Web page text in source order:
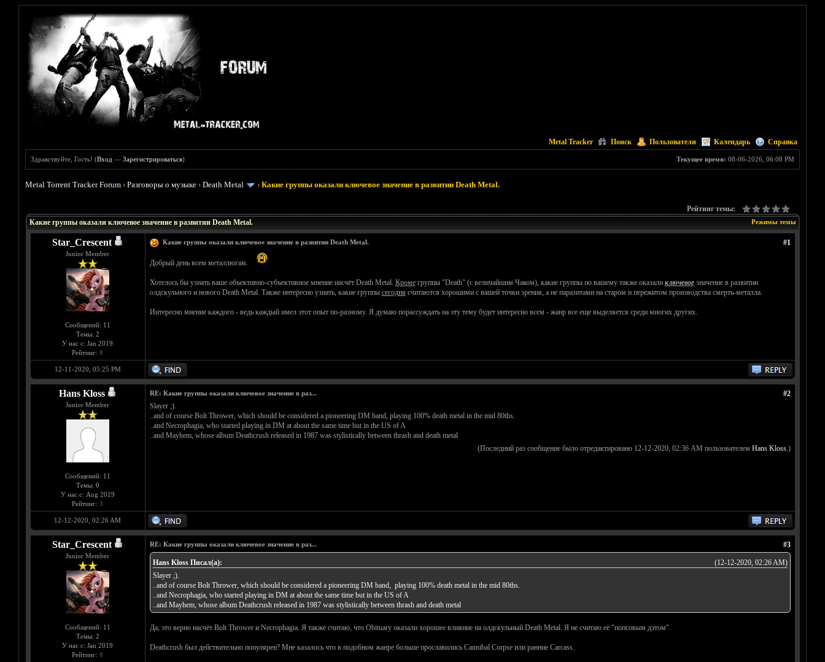
Metal Tracker Поиск Пользователи Календарь Справка
Текущее время: 08-06-2026, 06:08 PM
Здравствуйте, Гость! (Вход —Зарегистрироваться)
Metal Torrent Tracker Forum ›Разговоры о музыке ›Death Metal ›Какие группы оказали ключевое значение в развитии Death Metal.
Рейтинг темы:
Режимы темы
Какие группы оказали ключевое значение в развитии Death Metal.
Star_Crescent
Junior Member
Сообщений: 11
Темы: 2
У нас с: Jan 2019
Рейтинг: 0
#1
Какие группы оказали ключевое значение в развитии Death Metal.
Добрый день всем металлюгам.
Хотелось бы узнать ваше объективно-субъективное мнение насчёт Death Metal. Кромегруппы "Death" (с величайшим Чаком), какие группы по вашему также оказали ключевоезначение в развитии
олдскульного и нового Death Metal. Также интересно узнать, какие группы сегодня считаются хорошими с вашей точки зрения, а не паразитами на старом и пережитом производства смерть-металла.
Интересно мнение каждого - ведь каждый имел этот опыт по-разному. Я думаю порассуждать на эту тему будет интересно всем - жанр все еще выделяется среди многих других.
12-11-2020, 05:25 PM
Hans Kloss
Junior Member
Сообщений: 11
Темы: 0
У нас с: Aug 2019
Рейтинг: 3
#2
RE: Какие группы оказали ключевое значение в раз...
Slayer ;).
..and of course Bolt Thrower, which should be considered a pioneering DM band, playing 100% death metal in the mid 80ths.
..and Necrophagia, who started playing in DM at about the same time but in the US of A
..and Mayhem, whose album Deathcrush released in 1987 was stylistically between thrash and death metal
(Последний раз сообщение было отредактировано 12-12-2020, 02:36 AM пользователем Hans Kloss.)
12-12-2020, 02:26 AM
Star_Crescent
Junior Member
Сообщений: 11
Темы: 2
У нас с: Jan 2019
Рейтинг: 0
#3
RE: Какие группы оказали ключевое значение в раз...
(12-12-2020, 02:26 AM)
Hans Kloss Писал(а):
Slayer ;).
..and of course Bolt Thrower, which should be considered a pioneering DM band, playing 100% death metal in the mid 80ths.
..and Necrophagia, who started playing in DM at about the same time but in the US of A
..and Mayhem, whose album Deathcrush released in 1987 was stylistically between thrash and death metal
Да, это верно насчёт Bolt Thrower и Necrophagia. Я также считаю, что Obituary оказали хорошее влияние на олдскульный Death Metal. Я не считаю её "попсовым дэтом".
Deathcrush был действительно популярен? Мне казалось что в подобном жанре больше прославились Cannibal Corpse или ранние Carcass.